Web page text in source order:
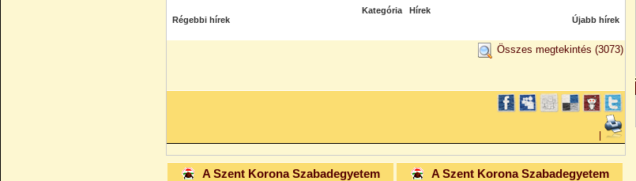
Kategória
Hírek
Régebbi hírek
Újabb hírek
Összes megtekintés (3073)
A Szent Korona Szabadegyetem
A Szent Korona Szabadegyetem